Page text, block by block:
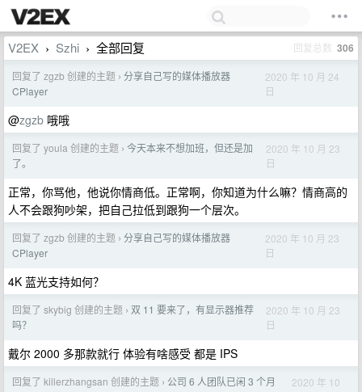
V2EX › Szhi › 全部回复 回复总数 306
回复了 zgzb 创建的主题 › 分享自己写的媒体播放器
CPlayer
2020 年 10 月 24
日
@zgzb 哦哦
回复了 youla 创建的主题 › 今天本来不想加班，但还是加
了。
2020 年 10 月 23
日
正常，你骂他，他说你情商低。正常啊，你知道为什么嘛？情商高的
人不会跟狗吵架，把自己拉低到跟狗一个层次。
回复了 zgzb 创建的主题 › 分享自己写的媒体播放器
CPlayer
2020 年 10 月 23
日
4K 蓝光支持如何？
回复了 skybig 创建的主题 › 双 11 要来了，有显示器推荐
吗？
2020 年 10 月 23
日
戴尔 2000 多那款就行 体验有啥感受 都是 IPS
回复了 killerzhangsan 创建的主题 › 公司 6 人团队已闲 3 个月
2020 年 10